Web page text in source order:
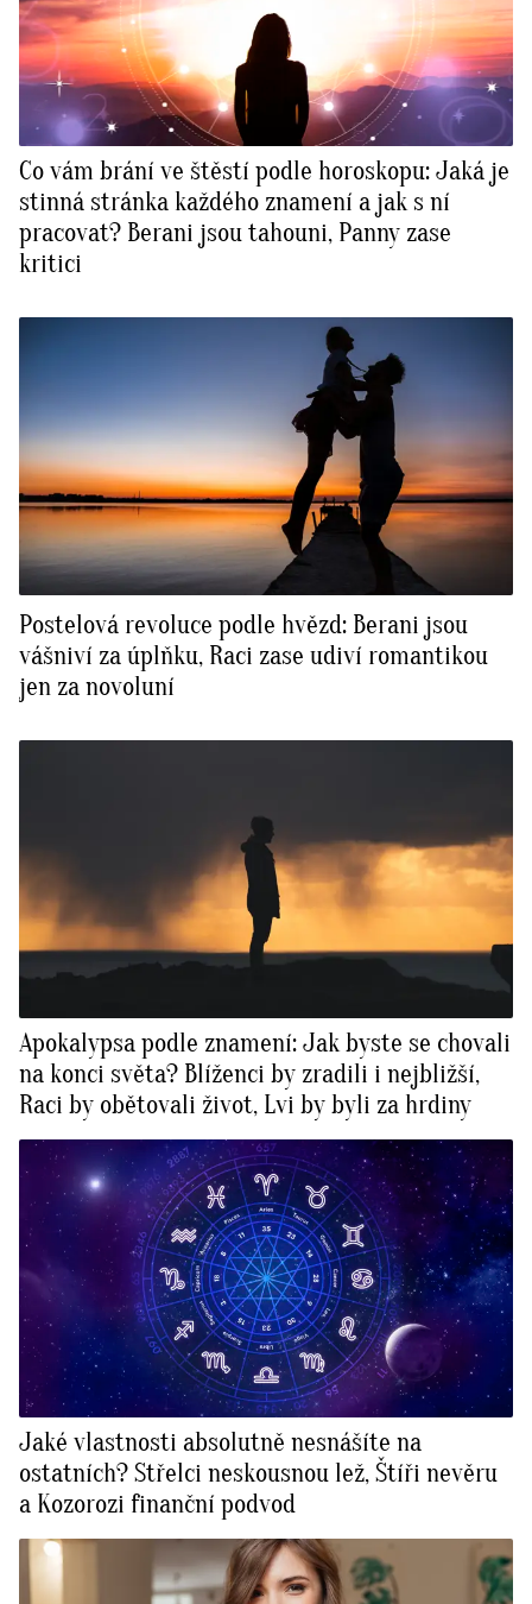
Co vám brání ve štěstí podle horoskopu: Jaká je
stinná stránka každého znamení a jak s ní
pracovat? Berani jsou tahouni, Panny zase
kritici
Postelová revoluce podle hvězd: Berani jsou
vášniví za úplňku, Raci zase udiví romantikou
jen za novoluní
Apokalypsa podle znamení: Jak byste se chovali
na konci světa? Blíženci by zradili i nejbližší,
Raci by obětovali život, Lvi by byli za hrdiny
Jaké vlastnosti absolutně nesnášíte na
ostatních? Střelci neskousnou lež, Štíři nevěru
a Kozorozi finanční podvod